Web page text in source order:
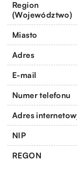
Region
(Województwo)
Miasto
Adres
E-mail
Numer telefonu
Adres
NIP
REGON